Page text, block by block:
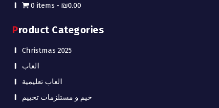
0 items
₪0.00
Product Categories
Christmas 2025
العاب
العاب تعليمية
خيم و مستلزمات تخييم